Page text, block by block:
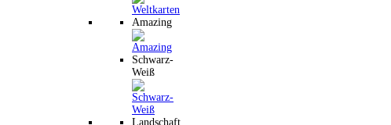
Amazing
Schwarz-
Weiß
Landschaft